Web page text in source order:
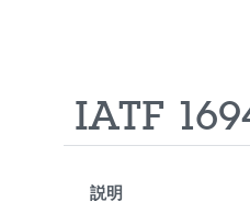
IATF
説明